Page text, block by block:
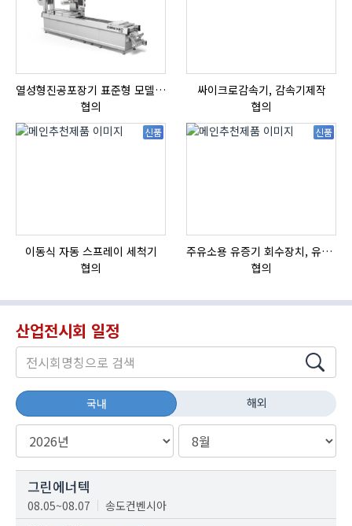
열성형진공포장기 표준형 모델 OMNIVAC S-200
협의
싸이크로감속기, 감속기제작
협의
신품
이동식 자동 스프레이 세척기
협의
신품
주유소용 유증기 회수장치, 유증기 회수장치, 방폭형, 방폭형 유증기 회수장치
협의
산업전시회 일정
국내 해외
그린에너텍
08.05~08.07 송도컨벤시아